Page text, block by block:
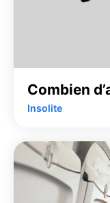
Combien
Insolite